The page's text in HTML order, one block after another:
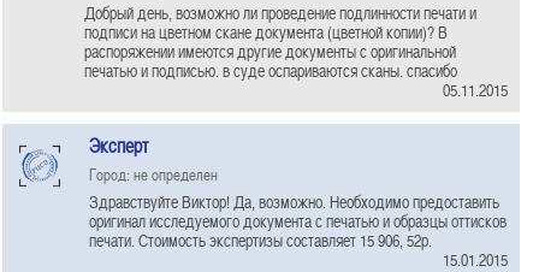
Добрый день, возможно ли проведение подлинности печати и
подписи на цветном скане документа (цветной копии)? В
распоряжении имеются другие документы с оригинальной
печатью и подписью. в суде оспариваются сканы. спасибо
05.11.2015
Эксперт
Город: не определен
Здравствуйте Виктор! Да, возможно. Необходимо предоставить
оригинал исследуемого документа с печатью и образцы оттисков
печати. Стоимость экспертизы составляет 15 906, 52р.
15.01.2015